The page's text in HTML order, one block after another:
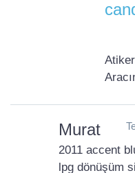
Murat
2011 accent
lpg dönüşüm